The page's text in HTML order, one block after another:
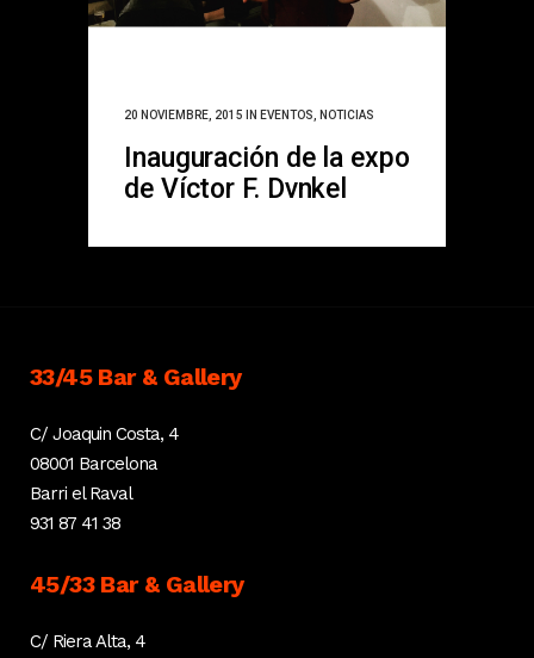
20 NOVIEMBRE, 2015 IN EVENTOS NOTICIAS
Inauguración de la expo
de Víctor F. Dvnkel
33/45 Bar & Gallery
C/ Joaquin Costa, 4
08001 Barcelona
Barri el Raval
931 87 41 38
45/33 Bar & Gallery
C/ Riera Alta, 4